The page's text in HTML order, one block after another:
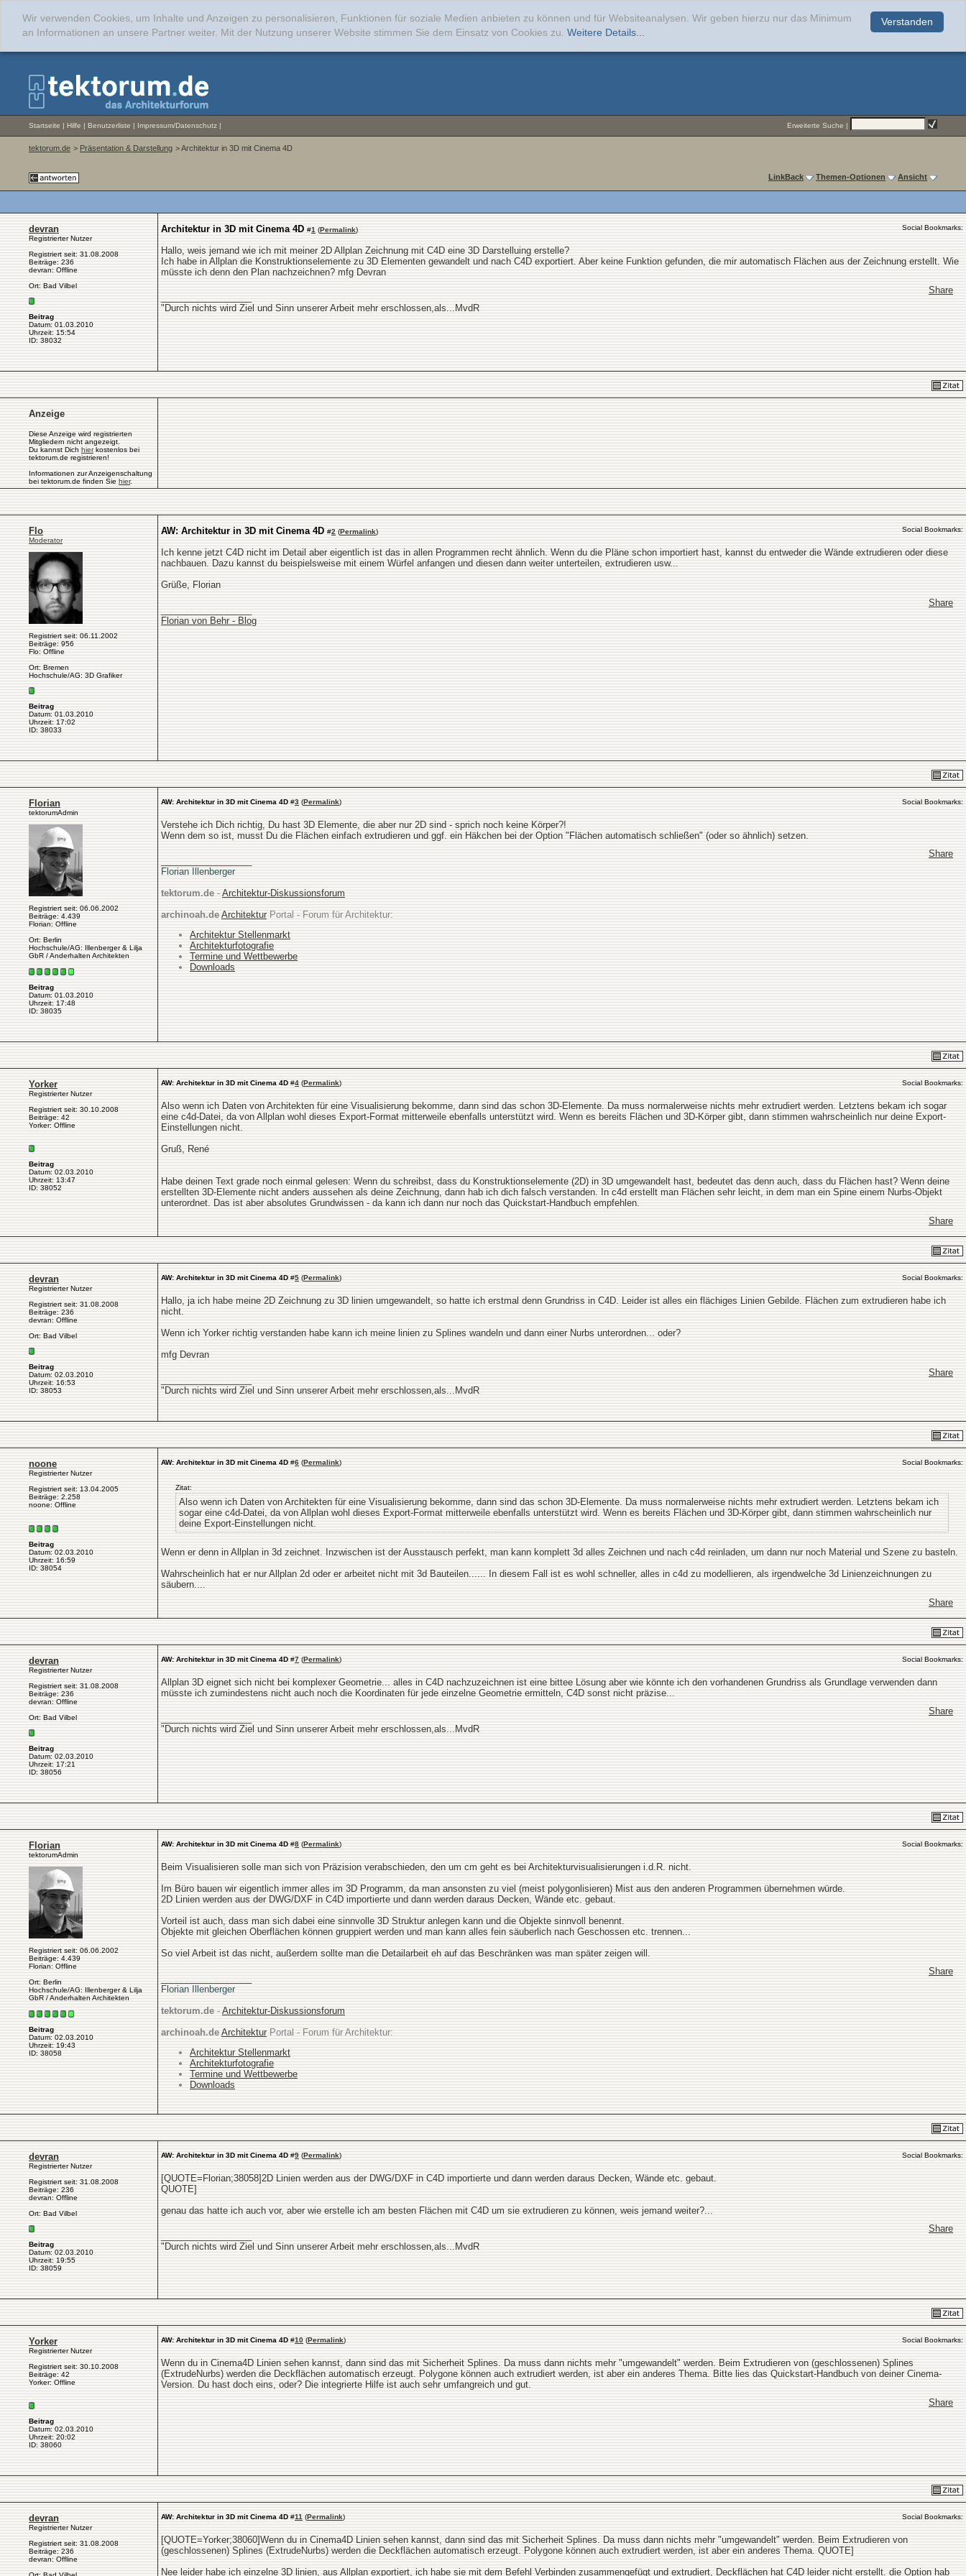
Verstanden
Wir verwenden Cookies, um Inhalte und Anzeigen zu personalisieren, Funktionen für soziale Medien anbieten zu können und für Websiteanalysen. Wir geben hierzu nur das Minimum
an Informationen an unsere Partner weiter. Mit der Nutzung unserer Website stimmen Sie dem Einsatz von Cookies zu. Weitere Details...
Startseite | Hilfe | Benutzerliste | Impressum/Datenschutz | Erweiterte Suche |
tektorum.de > Präsentation & Darstellung > Architektur in 3D mit Cinema 4D
LinkBack Themen-Optionen Ansicht
devran
Registrierter Nutzer
Registriert seit: 31.08.2008
Beiträge: 236
devran: Offline
Ort: Bad Vilbel
Beitrag
Datum: 01.03.2010
Uhrzeit: 15:54
ID: 38032
Architektur in 3D mit Cinema 4D #1 (Permalink) Social Bookmarks:
Hallo, weis jemand wie ich mit meiner 2D Allplan Zeichnung mit C4D eine 3D Darstelluing erstelle?
Ich habe in Allplan die Konstruktionselemente zu 3D Elementen gewandelt und nach C4D exportiert. Aber keine Funktion gefunden, die mir automatisch Flächen aus der Zeichnung erstellt. Wie
müsste ich denn den Plan nachzeichnen? mfg Devran
Share
"Durch nichts wird Ziel und Sinn unserer Arbeit mehr erschlossen,als...MvdR
Anzeige
Diese Anzeige wird registrierten
Mitgliedern nicht angezeigt.
Du kannst Dich hierkostenlos bei
tektorum.de registrieren!
Informationen zur Anzeigenschaltung
bei tektorum.de finden Sie hier.
Flo
Moderator
Registriert seit: 06.11.2002
Beiträge: 956
Flo: Offline
Ort: Bremen
Hochschule/AG: 3D Grafiker
Beitrag
Datum: 01.03.2010
Uhrzeit: 17:02
ID: 38033
AW: Architektur in 3D mit Cinema 4D #2 (Permalink) Social Bookmarks:
Ich kenne jetzt C4D nicht im Detail aber eigentlich ist das in allen Programmen recht ähnlich. Wenn du die Pläne schon importiert hast, kannst du entweder die Wände extrudieren oder diese
nachbauen. Dazu kannst du beispielsweise mit einem Würfel anfangen und diesen dann weiter unterteilen, extrudieren usw...
Grüße, Florian
Share
Florian von Behr - Blog
Florian
tektorumAdmin
Registriert seit: 06.06.2002
Beiträge: 4.439
Florian: Offline
Ort: Berlin
Hochschule/AG: Illenberger & Lilja
GbR / Anderhalten Architekten
Beitrag
Datum: 01.03.2010
Uhrzeit: 17:48
ID: 38035
AW: Architektur in 3D mit Cinema 4D #3 (Permalink) Social Bookmarks:
Verstehe ich Dich richtig, Du hast 3D Elemente, die aber nur 2D sind - sprich noch keine Körper?!
Wenn dem so ist, musst Du die Flächen einfach extrudieren und ggf. ein Häkchen bei der Option "Flächen automatisch schließen" (oder so ähnlich) setzen.
Share
Florian Illenberger
tektorum.de - Architektur-Diskussionsforum
archinoah.de ArchitekturPortal - Forum für Architektur:
Architektur Stellenmarkt
Architekturfotografie
Termine und Wettbewerbe
Downloads
Yorker
Registrierter Nutzer
Registriert seit: 30.10.2008
Beiträge: 42
Yorker: Offline
Beitrag
Datum: 02.03.2010
Uhrzeit: 13:47
ID: 38052
AW: Architektur in 3D mit Cinema 4D #4 (Permalink) Social Bookmarks:
Also wenn ich Daten von Architekten für eine Visualisierung bekomme, dann sind das schon 3D-Elemente. Da muss normalerweise nichts mehr extrudiert werden. Letztens bekam ich sogar
eine c4d-Datei, da von Allplan wohl dieses Export-Format mitterweile ebenfalls unterstützt wird. Wenn es bereits Flächen und 3D-Körper gibt, dann stimmen wahrscheinlich nur deine Export-
Einstellungen nicht.
Gruß, René
Habe deinen Text grade noch einmal gelesen: Wenn du schreibst, dass du Konstruktionselemente (2D) in 3D umgewandelt hast, bedeutet das denn auch, dass du Flächen hast? Wenn deine
erstellten 3D-Elemente nicht anders aussehen als deine Zeichnung, dann hab ich dich falsch verstanden. In c4d erstellt man Flächen sehr leicht, in dem man ein Spine einem Nurbs-Objekt
unterordnet. Das ist aber absolutes Grundwissen - da kann ich dann nur noch das Quickstart-Handbuch empfehlen.
Share
devran
Registrierter Nutzer
Registriert seit: 31.08.2008
Beiträge: 236
devran: Offline
Ort: Bad Vilbel
Beitrag
Datum: 02.03.2010
Uhrzeit: 16:53
ID: 38053
AW: Architektur in 3D mit Cinema 4D #5 (Permalink) Social Bookmarks:
Hallo, ja ich habe meine 2D Zeichnung zu 3D linien umgewandelt, so hatte ich erstmal denn Grundriss in C4D. Leider ist alles ein flächiges Linien Gebilde. Flächen zum extrudieren habe ich
nicht.
Wenn ich Yorker richtig verstanden habe kann ich meine linien zu Splines wandeln und dann einer Nurbs unterordnen... oder?
mfg Devran
Share
"Durch nichts wird Ziel und Sinn unserer Arbeit mehr erschlossen,als...MvdR
noone
Registrierter Nutzer
Registriert seit: 13.04.2005
Beiträge: 2.258
noone: Offline
Beitrag
Datum: 02.03.2010
Uhrzeit: 16:59
ID: 38054
AW: Architektur in 3D mit Cinema 4D #6 (Permalink) Social Bookmarks:
Zitat:
Also wenn ich Daten von Architekten für eine Visualisierung bekomme, dann sind das schon 3D-Elemente. Da muss normalerweise nichts mehr extrudiert werden. Letztens bekam ich
sogar eine c4d-Datei, da von Allplan wohl dieses Export-Format mitterweile ebenfalls unterstützt wird. Wenn es bereits Flächen und 3D-Körper gibt, dann stimmen wahrscheinlich nur
deine Export-Einstellungen nicht.
Wenn er denn in Allplan in 3d zeichnet. Inzwischen ist der Ausstausch perfekt, man kann komplett 3d alles Zeichnen und nach c4d reinladen, um dann nur noch Material und Szene zu basteln.
Wahrscheinlich hat er nur Allplan 2d oder er arbeitet nicht mit 3d Bauteilen...... In diesem Fall ist es wohl schneller, alles in c4d zu modellieren, als irgendwelche 3d Linienzeichnungen zu
säubern....
Share
devran
Registrierter Nutzer
Registriert seit: 31.08.2008
Beiträge: 236
devran: Offline
Ort: Bad Vilbel
Beitrag
Datum: 02.03.2010
Uhrzeit: 17:21
ID: 38056
AW: Architektur in 3D mit Cinema 4D #7 (Permalink) Social Bookmarks:
Allplan 3D eignet sich nicht bei komplexer Geometrie... alles in C4D nachzuzeichnen ist eine bittee Lösung aber wie könnte ich den vorhandenen Grundriss als Grundlage verwenden dann
müsste ich zumindestens nicht auch noch die Koordinaten für jede einzelne Geometrie ermitteln, C4D sonst nicht präzise...
Share
"Durch nichts wird Ziel und Sinn unserer Arbeit mehr erschlossen,als...MvdR
Florian
tektorumAdmin
Registriert seit: 06.06.2002
Beiträge: 4.439
Florian: Offline
Ort: Berlin
Hochschule/AG: Illenberger & Lilja
GbR / Anderhalten Architekten
Beitrag
Datum: 02.03.2010
Uhrzeit: 19:43
ID: 38058
AW: Architektur in 3D mit Cinema 4D #8 (Permalink) Social Bookmarks:
Beim Visualisieren solle man sich von Präzision verabschieden, den um cm geht es bei Architekturvisualisierungen i.d.R. nicht.
Im Büro bauen wir eigentlich immer alles im 3D Programm, da man ansonsten zu viel (meist polygonlisieren) Mist aus den anderen Programmen übernehmen würde.
2D Linien werden aus der DWG/DXF in C4D importierte und dann werden daraus Decken, Wände etc. gebaut.
Vorteil ist auch, dass man sich dabei eine sinnvolle 3D Struktur anlegen kann und die Objekte sinnvoll benennt.
Objekte mit gleichen Oberflächen können gruppiert werden und man kann alles fein säuberlich nach Geschossen etc. trennen...
So viel Arbeit ist das nicht, außerdem sollte man die Detailarbeit eh auf das Beschränken was man später zeigen will.
Share
Florian Illenberger
tektorum.de - Architektur-Diskussionsforum
archinoah.de ArchitekturPortal - Forum für Architektur:
Architektur Stellenmarkt
Architekturfotografie
Termine und Wettbewerbe
Downloads
devran
Registrierter Nutzer
Registriert seit: 31.08.2008
Beiträge: 236
devran: Offline
Ort: Bad Vilbel
Beitrag
Datum: 02.03.2010
Uhrzeit: 19:55
ID: 38059
AW: Architektur in 3D mit Cinema 4D #9 (Permalink) Social Bookmarks:
[QUOTE=Florian;38058]2D Linien werden aus der DWG/DXF in C4D importierte und dann werden daraus Decken, Wände etc. gebaut.
QUOTE]
genau das hatte ich auch vor, aber wie erstelle ich am besten Flächen mit C4D um sie extrudieren zu können, weis jemand weiter?...
Share
"Durch nichts wird Ziel und Sinn unserer Arbeit mehr erschlossen,als...MvdR
Yorker
Registrierter Nutzer
Registriert seit: 30.10.2008
Beiträge: 42
Yorker: Offline
Beitrag
Datum: 02.03.2010
Uhrzeit: 20:02
ID: 38060
AW: Architektur in 3D mit Cinema 4D #10 (Permalink) Social Bookmarks:
Wenn du in Cinema4D Linien sehen kannst, dann sind das mit Sicherheit Splines. Da muss dann nichts mehr "umgewandelt" werden. Beim Extrudieren von (geschlossenen) Splines
(ExtrudeNurbs) werden die Deckflächen automatisch erzeugt. Polygone können auch extrudiert werden, ist aber ein anderes Thema. Bitte lies das Quickstart-Handbuch von deiner Cinema-
Version. Du hast doch eins, oder? Die integrierte Hilfe ist auch sehr umfangreich und gut.
Share
devran
Registrierter Nutzer
Registriert seit: 31.08.2008
Beiträge: 236
devran: Offline
AW: Architektur in 3D mit Cinema 4D #11 (Permalink) Social Bookmarks:
[QUOTE=Yorker;38060]Wenn du in Cinema4D Linien sehen kannst, dann sind das mit Sicherheit Splines. Da muss dann nichts mehr "umgewandelt" werden. Beim Extrudieren von
(geschlossenen) Splines (ExtrudeNurbs) werden die Deckflächen automatisch erzeugt. Polygone können auch extrudiert werden, ist aber ein anderes Thema. QUOTE]
Nee leider habe ich einzelne 3D linien, aus Allplan exportiert, ich habe sie mit dem Befehl Verbinden zusammengefügt und extrudiert, Deckflächen hat C4D leider nicht erstellt. die Option hab